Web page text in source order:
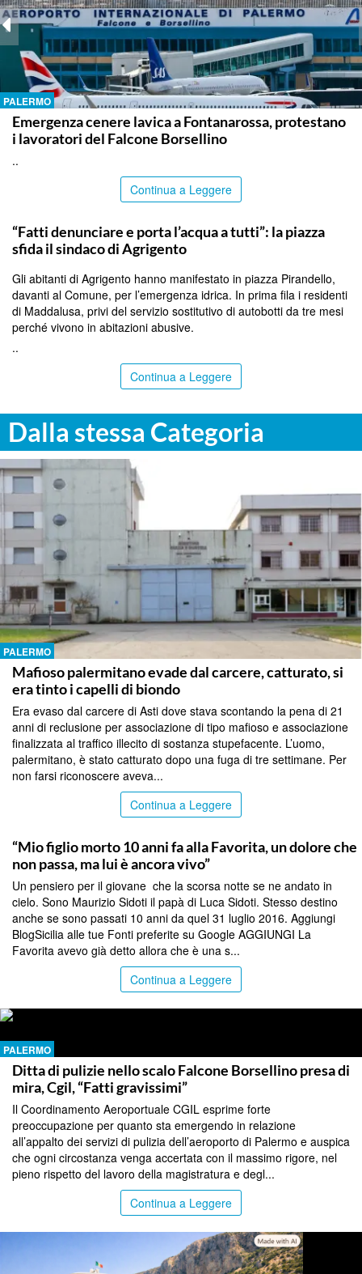
PALERMO
Emergenza cenere lavica a Fontanarossa, protestano
i lavoratori del Falcone Borsellino
..
Continua a Leggere
“Fatti denunciare e porta l’acqua a tutti”: la piazza
sfida il sindaco di Agrigento
Gli abitanti di Agrigento hanno manifestato in piazza Pirandello,
davanti al Comune, per l’emergenza idrica. In prima fila i residenti
di Maddalusa, privi del servizio sostitutivo di autobotti da tre mesi
perché vivono in abitazioni abusive.
..
Continua a Leggere
Dalla stessa Categoria
PALERMO
Mafioso palermitano evade dal carcere, catturato, si
era tinto i capelli di biondo
Era evaso dal carcere di Asti dove stava scontando la pena di 21
anni di reclusione per associazione di tipo mafioso e associazione
finalizzata al traffico illecito di sostanza stupefacente. L’uomo,
palermitano, è stato catturato dopo una fuga di tre settimane. Per
non farsi riconoscere aveva...
Continua a Leggere
“Mio figlio morto 10 anni fa alla Favorita, un dolore che
non passa, ma lui è ancora vivo”
Un pensiero per il giovane che la scorsa notte se ne andato in
cielo. Sono Maurizio Sidoti il papà di Luca Sidoti. Stesso destino
anche se sono passati 10 anni da quel 31 luglio 2016. Aggiungi
BlogSicilia alle tue Fonti preferite su Google AGGIUNGI La
Favorita avevo già detto allora che è una s...
Continua a Leggere
PALERMO
Ditta di pulizie nello scalo Falcone Borsellino presa di
mira, Cgil, “Fatti gravissimi”
Il Coordinamento Aeroportuale CGIL esprime forte
preoccupazione per quanto sta emergendo in relazione
all’appalto dei servizi di pulizia dell’aeroporto di Palermo e auspica
che ogni circostanza venga accertata con il massimo rigore, nel
pieno rispetto del lavoro della magistratura e degl...
Continua a Leggere